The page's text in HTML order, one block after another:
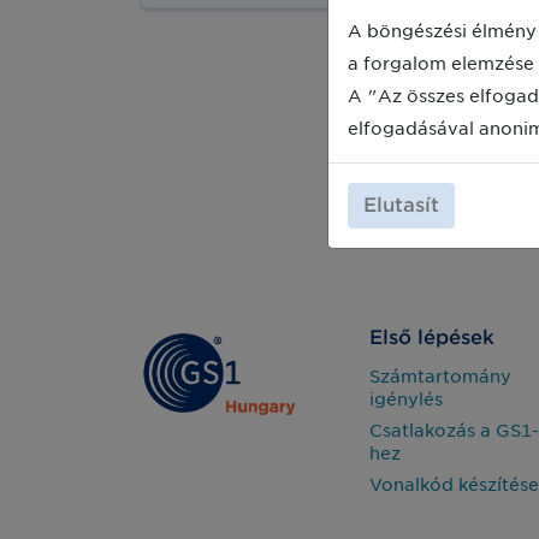
sikeressé válhasson?
Első lépések
Számtartomány
igénylés
Csatlakozás a GS1-
hez
Vonalkód készítése
A böngészési
a forgalom
A "Az összes
elfogadásával
Elutasít